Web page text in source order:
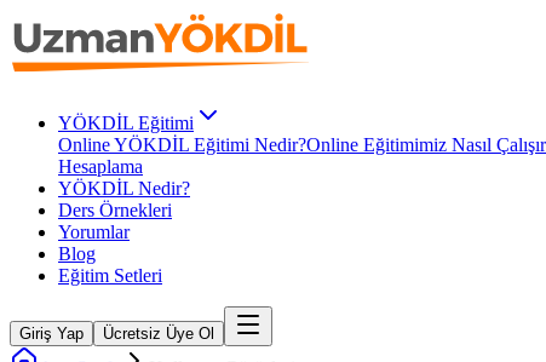
YÖKDİL Eğitimi
Online YÖKDİL Eğitimi Nedir?Online Eğitimimiz Nasıl
Hesaplama
YÖKDİL Nedir?
Ders Örnekleri
Yorumlar
Blog
Eğitim Setleri
Giriş Yap Ücretsiz Üye Ol